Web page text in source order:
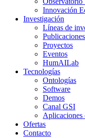
Innovación
Investigación
Líneas de
Publicaciones
Proyectos
Eventos
HumAILab
Tecnologías
Ontologías
Software
Demos
Canal GSI
Aplicaciones
Ofertas
Contacto